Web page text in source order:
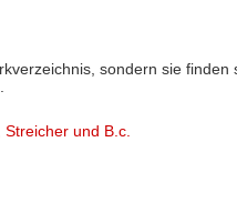
sondern sie finden
und B.c.